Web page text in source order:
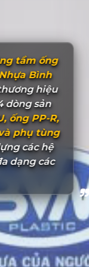
tầm ống
Bình
hiệu
dòng sản
ống PP-R,
phụ tùng
các hệ
dạng các